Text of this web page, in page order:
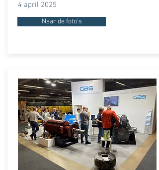
4 april 2025
Naar de foto's